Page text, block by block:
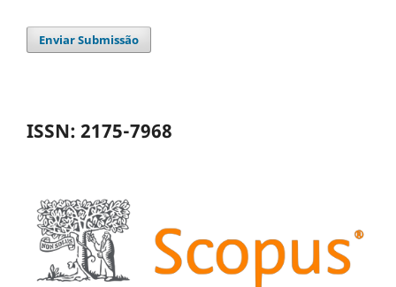
Enviar Submissão
ISSN: 2175-7968